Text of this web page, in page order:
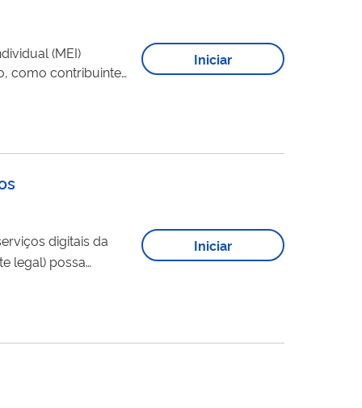
(MEI)
Iniciar
digitais da
Iniciar